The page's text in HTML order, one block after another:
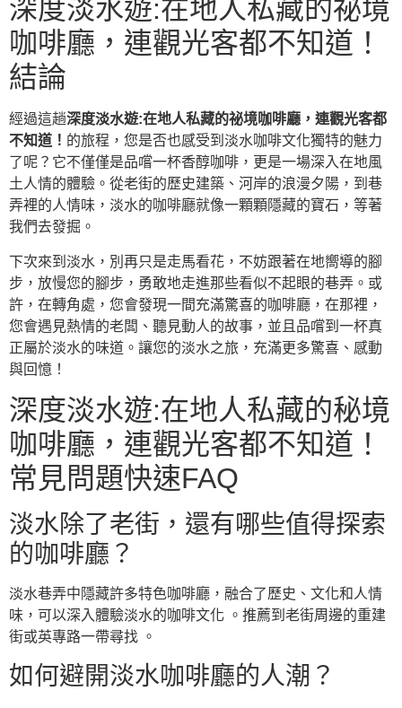
深度淡水遊:在地人私藏的祕境
咖啡廳，連觀光客都不知道！
結論
經過這趟深度淡水遊:在地人私藏的祕境咖啡廳，連觀光客都
不知道！ 的旅程，您是否也感受到淡水咖啡文化獨特的魅力
了呢？它不僅僅是品嚐一杯香醇咖啡，更是一場深入在地風
土人情的體驗。從老街的歷史建築、河岸的浪漫夕陽，到巷
弄裡的人情味，淡水的咖啡廳就像一顆顆隱藏的寶石，等著
我們去發掘。
下次來到淡水，別再只是走馬看花，不妨跟著在地嚮導的腳
步，放慢您的腳步，勇敢地走進那些看似不起眼的巷弄。或
許，在轉角處，您會發現一間充滿驚喜的咖啡廳，在那裡，
您會遇見熱情的老闆、聽見動人的故事，並且品嚐到一杯真
正屬於淡水的味道。讓您的淡水之旅，充滿更多驚喜、感動
與回憶！
深度淡水遊:在地人私藏的秘境
咖啡廳，連觀光客都不知道！
常見問題快速FAQ
淡水除了老街，還有哪些值得探索
的咖啡廳？
淡水巷弄中隱藏許多特色咖啡廳，融合了歷史、文化和人情
味，可以深入體驗淡水的咖啡文化 。推薦到老街周邊的重建
街或英專路一帶尋找 。
如何避開淡水咖啡廳的人潮？